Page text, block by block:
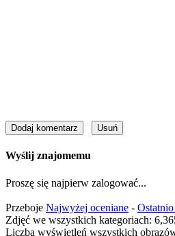
Wyślij znajomemu
Proszę się najpierw zalogować...
Przeboje Najwyżej oceniane -
Zdjęć we wszystkich kategoriach:
Liczba wyświetleń wszystkich